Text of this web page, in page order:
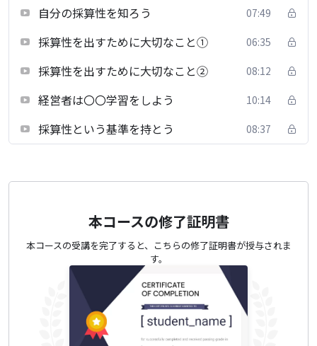
自分の採算性を知ろう 07:49
採算性を出すために大切なこと① 06:35
採算性を出すために大切なこと② 08:12
経営者は〇〇学習をしよう 10:14
採算性という基準を持とう 08:37
本コースの修了証明書
本コースの受講を完了すると、こちらの修了証明書が授与されま
す。